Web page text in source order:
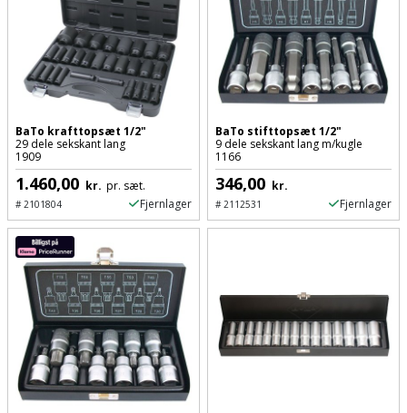
Sternbeklædning
Tag
og
Terrassebrædder
Terrasseopklodsning
Tråd
til
byggeri
Træ
Vinduer
Palleløfter
Polsøger
Profilsaks
Reb
og
snor
Renseservietter
og
wipes
Sækkelukker
Saks
Industristøvsuger
Kantfræser
Kantlimer
Kantlimertilbehør
Kap-
og
geringssav
Kerneboremaskine
Klammepistol
Klippeværktøj
Kombokit
Højbede
Højtaler
Hylder
Jagt
og
fritid
Jul
Kaffe
Klæbesøm
Køkkenudstyr
BaTo krafttopsæt 1/2"
29 dele sekskant lang
1909
1.460,00 kr. pr. sæt.
#2101804 Fjernlager
BaTo stifttopsæt 1/2"
9 dele sekskant lang m/kugle
1166
346,00 kr.
#2112531 Fjernlager